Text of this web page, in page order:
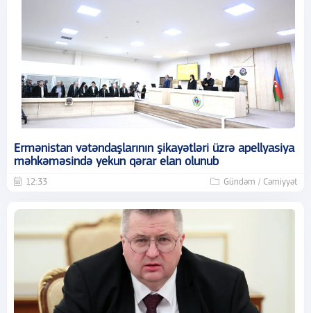
Ermənistan vətəndaşlarının şikayətləri üzrə apellyasiya
məhkəməsində yekun qərar elan olunub
12:33 Gündəm / Cəmiyyət